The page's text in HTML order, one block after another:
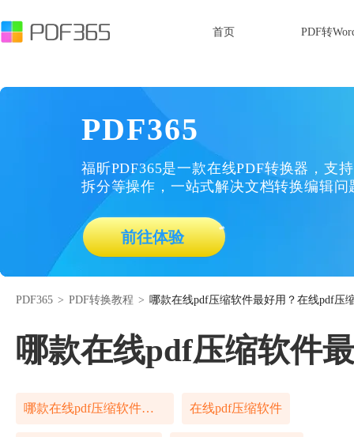
首页 PDF转
PDF365
福昕PDF365是一款在线PDF转换器，支
拆分等操作，一站式解决文档转换编辑问
前往体验
PDF365 > PDF转换教程 > 哪款在线pdf压缩软件最好用？在线pdf压
哪款在线pdf压缩软件
哪款在线pdf压缩软件最好用 在线pdf压缩软件